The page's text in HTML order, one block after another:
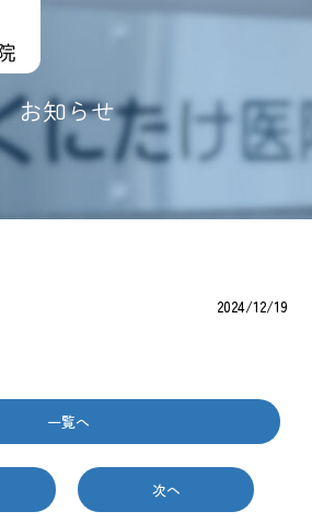
お知らせ
2024/12/19
一覧へ
次へ